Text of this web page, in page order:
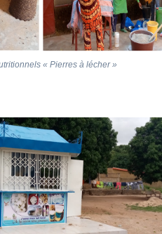
« Pierres à lécher »